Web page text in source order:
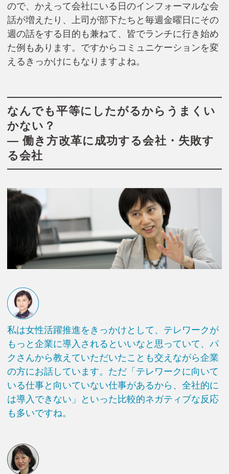
ので、かえって会社にいる日のインフォーマルな会
話が増えたり、上司が部下たちと毎週金曜日にその
週の話をする目的も兼ねて、皆でランチに行き始め
た例もあります。ですからコミュニケーションを変
えるきっかけにもなりますよね。
なんでも平等にしたがるからうまくい
かない？
― 働き方改革に成功する会社・失敗す
る会社
私は女性活躍推進をきっかけとして、テレワークが
もっと企業に導入されるといいなと思っていて、パ
クさんから教えていただいたことも交えながら企業
の方にお話しています。ただ「テレワークに向いて
いる仕事と向いていない仕事があるから、全社的に
は導入できない」といった比較的ネガティブな反応
も多いですね。